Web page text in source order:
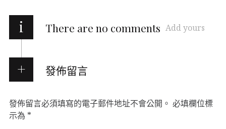
i There are no comments Add yours
發佈留言
發佈留言必須填寫的電子郵件地址不會公開。 必填欄位標
示為 *